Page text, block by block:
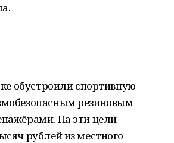
обустроили спортивную
резиновым
На эти цели
рублей из местного